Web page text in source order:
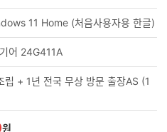
11 Home (처음사용자용 한글)
어 24G411A
립 + 1년 전국 무상 방문 출장AS (1
원